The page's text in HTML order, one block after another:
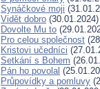
Synáčkové moji
Vidět dobro (30.01.2024)
Dovolte Mu to
Pro celou společnost
Kristovi učedníci
Setkání s Bohem
Pán ho povolal
Průpovídky a pomluvy